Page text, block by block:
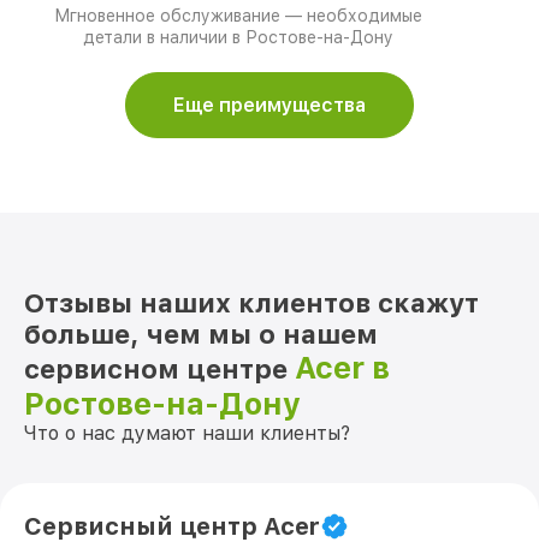
Мгновенное обслуживание — необходимые
детали в наличии в Ростове-на-Дону
Еще преимущества
Отзывы наших клиентов скажут
больше, чем мы о нашем
сервисном центре Acer в
Ростове-на-Дону
Что о нас думают наши клиенты?
Сервисный центр Acer